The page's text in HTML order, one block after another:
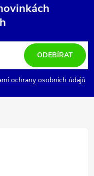
ochrany osobních údajů
ODEBÍRAT